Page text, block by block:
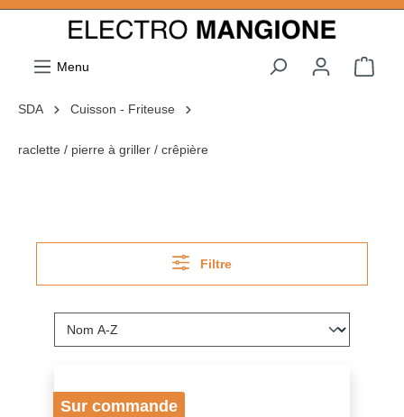
Menu
SDA Cuisson - Friteuse
raclette / pierre à griller / crêpière
Filtre
Sur commande